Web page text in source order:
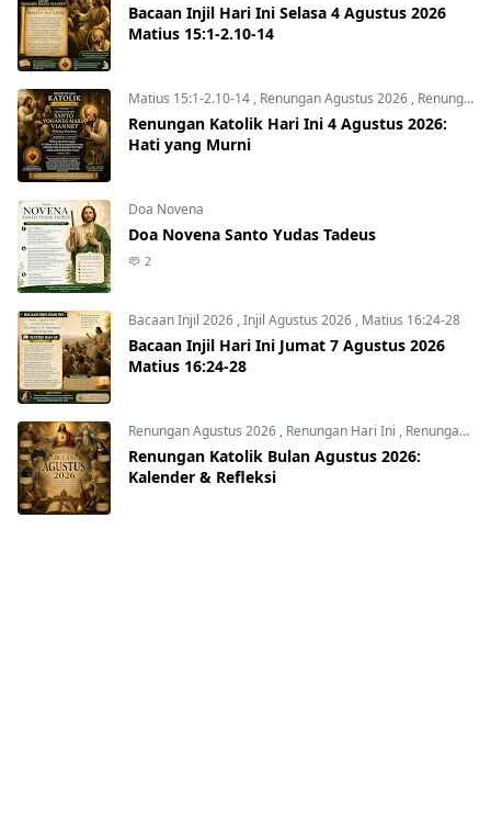
Bacaan Injil Hari Ini Selasa 4 Agustus 2026
Matius 15:1-2.10-14
Matius 15:1-2.10-14 , Renungan Agustus 2026 , Renungan Hari Ini
Renungan Katolik Hari Ini 4 Agustus 2026:
Hati yang Murni
Doa Novena
Doa Novena Santo Yudas Tadeus
2
Bacaan Injil 2026 ,Injil Agustus 2026 , Matius 16:24-28
Bacaan Injil Hari Ini Jumat 7 Agustus 2026
Matius 16:24-28
Renungan Agustus 2026 , Renungan Hari Ini , Renungan harian
Renungan Katolik Bulan Agustus 2026:
Kalender & Refleksi